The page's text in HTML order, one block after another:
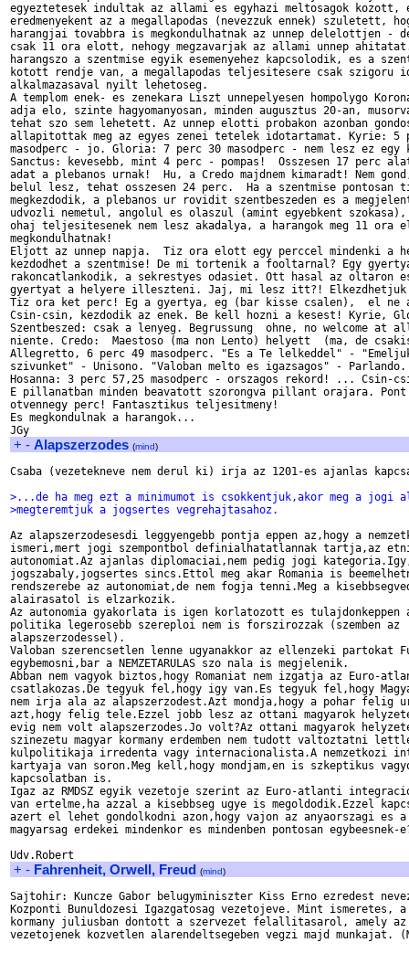
egyeztetesek indultak az allami es egyhazi meltosagok kozott,
eredmenyekent az a megallapodas (nevezzuk ennek) szuletett,
harangjai tovabbra is megkondulhatnak az unnep delelottjen -
csak 11 ora elott, nehogy megzavarjak az allami unnep
harangszo a szentmise egyik esemenyehez kapcsolodik, es a
kotott rendje van, a megallapodas teljesitesere csak szigoru
alkalmazasaval nyilt lehetoseg.
A templom enek- es zenekara Liszt unnepelyesen hompolygo
adja elo, szinte hagyomanyosan, minden augusztus 20-an,
tehat szo sem lehetett. Az unnep elotti probakon azonban
allapitottak meg az egyes zenei tetelek idotartamat. Kyrie: 5
masodperc - jo. Gloria: 7 perc 30 masodperc - nem lesz ez
Sanctus: kevesebb, mint 4 perc - pompas!  Osszesen 17 perc
adat a plebanos urnak!  Hu, a Credo majdnem kimaradt! Nem
belul lesz, tehat osszesen 24 perc.  Ha a szentmise pontosan
megkezdodik, a plebanos ur rovidit szentbeszeden es a
udvozli nemetul, angolul es olaszul (amint egyebkent
ohaj teljesitesenek nem lesz akadalya, a harangok meg 11 ora
megkondulhatnak!
Eljott az unnep napja.  Tiz ora elott egy perccel mindenki a
kezdodhet a szentmise! De mi tortenik a fooltarnal? Egy
rakoncatlankodik, a sekrestyes odasiet. Ott hasal az oltaron
gyertyat a helyere illeszteni. Jaj, mi lesz itt?! Elkezdhetjuk
Tiz ora ket perc! Eg a gyertya, eg (bar kisse csalen),  el ne
Csin-csin, kezdodik az enek. Be kell hozni a kesest! Kyrie,
Szentbeszed: csak a lenyeg. Begrussung  ohne, no welcome at
niente. Credo:  Maestoso (ma non Lento) helyett  (ma, de
Allegretto, 6 perc 49 masodperc. "Es a Te lelkeddel" -
szivunket" - Unisono. "Valoban melto es igazsagos" -
Hosanna: 3 perc 57,25 masodperc - orszagos rekord! ... Csin-
E pillanatban minden beavatott szorongva pillant orajara.
otvennegy perc! Fantasztikus teljesitmeny!
Es megkondulnak a harangok...
+ - Alapszerzodes (mind)
Csaba (vezetekneve nem derul ki) irja az 1201-es ajanlas
>...de ha meg ezt a minimumot is csokkentjuk,akor meg a jogi
>megteremtjuk a jogsertes vegrehajtasahoz.
Az alapszerzodesesdi leggyengebb pontja eppen az,hogy a
ismeri,mert jogi szempontbol definialhatatlannak tartja,az
autonomiat.Az ajanlas diplomaciai,nem pedig jogi
jogszabaly,jogsertes sincs.Ettol meg akar Romania is
rendszerebe az autonomiat,de nem fogja tenni.Meg a
alairasatol is elzarkozik.
Az autonomia gyakorlata is igen korlatozott es tulajdonkeppen
politika legerosebb szereploi nem is forszirozzak (szemben az
alapszerzodessel).
Valoban szerencsetlen lenne ugyanakkor az ellenzeki partokat
egybemosni,bar a NEMZETARULAS szo nala is megjelenik.
Abban nem vagyok biztos,hogy Romaniat nem izgatja az Euro-
csatlakozas.De tegyuk fel,hogy igy van.Es tegyuk fel,hogy
nem irja ala az alapszerzodest.Azt mondja,hogy a pohar felig
azt,hogy felig tele.Ezzel jobb lesz az ottani magyarok
evig nem volt alapszerzodes.Jo volt?Az ottani magyarok
szinezetu magyar kormany erdemben nem tudott valtoztatni
kulpolitikaja irredenta vagy internacionalista.A nemzetkozi
kartyaja van soron.Meg kell,hogy mondjam,en is szkeptikus
kapcsolatban is.
Igaz az RMDSZ egyik vezetoje szerint az Euro-atlanti
van ertelme,ha azzal a kisebbseg ugye is megoldodik.Ezzel
azert el lehet gondolkodni azon,hogy vajon az anyaorszagi es
magyarsag erdekei mindenkor es mindenben pontosan egybeesnek-
+ - Fahrenheit, Orwell, Freud (mind)
Sajtohir: Kuncze Gabor belugyminiszter Kiss Erno ezredest
Kozponti Bunuldozesi Igazgatosag vezetojeve. Mint ismeretes,
kormany juliusban dontott a szervezet felallitasarol, amely az
vezetojenek kozvetlen alarendeltsegeben vegzi majd munkajat.